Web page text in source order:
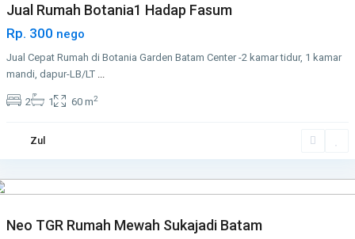
Jual Rumah Botania1 Hadap Fasum
Rp. 300 nego
Jual Cepat Rumah di Botania Garden Batam Center -2 kamar tidur, 1 kamar
mandi, dapur-LB/LT
2 1 60 m2
Zul
Neo TGR Rumah Mewah Sukajadi Batam